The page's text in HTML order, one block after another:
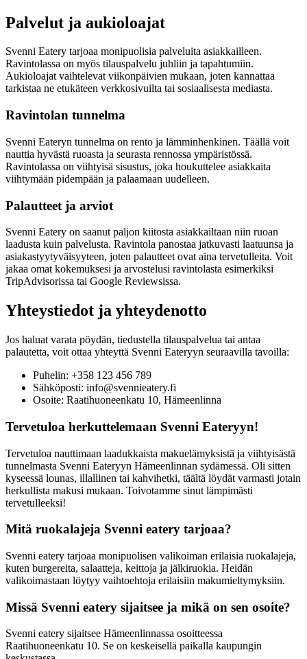
Palvelut ja aukioloajat
Svenni Eatery tarjoaa monipuolisia palveluita asiakkailleen.
Ravintolassa on myös tilauspalvelu juhliin ja tapahtumiin.
Aukioloajat vaihtelevat viikonpäivien mukaan, joten kannattaa
tarkistaa ne etukäteen verkkosivuilta tai sosiaalisesta mediasta.
Ravintolan tunnelma
Svenni Eateryn tunnelma on rento ja lämminhenkinen. Täällä voit
nauttia hyvästä ruoasta ja seurasta rennossa ympäristössä.
Ravintolassa on viihtyisä sisustus, joka houkuttelee asiakkaita
viihtymään pidempään ja palaamaan uudelleen.
Palautteet ja arviot
Svenni Eatery on saanut paljon kiitosta asiakkailtaan niin ruoan
laadusta kuin palvelusta. Ravintola panostaa jatkuvasti laatuunsa ja
asiakastyytyväisyyteen, joten palautteet ovat aina tervetulleita. Voit
jakaa omat kokemuksesi ja arvostelusi ravintolasta esimerkiksi
TripAdvisorissa tai Google Reviewsissa.
Yhteystiedot ja yhteydenotto
Jos haluat varata pöydän, tiedustella tilauspalvelua tai antaa
palautetta, voit ottaa yhteyttä Svenni Eateryyn seuraavilla tavoilla:
Puhelin: +358 123 456 789
Sähköposti: info@svennieatery.fi
Osoite: Raatihuoneenkatu 10, Hämeenlinna
Tervetuloa herkuttelemaan Svenni Eateryyn!
Tervetuloa nauttimaan laadukkaista makuelämyksistä ja viihtyisästä
tunnelmasta Svenni Eateryyn Hämeenlinnan sydämessä. Oli sitten
kyseessä lounas, illallinen tai kahvihetki, täältä löydät varmasti jotain
herkullista makusi mukaan. Toivotamme sinut lämpimästi
tervetulleeksi!
Mitä ruokalajeja Svenni eatery tarjoaa?
Svenni eatery tarjoaa monipuolisen valikoiman erilaisia ruokalajeja,
kuten burgereita, salaatteja, keittoja ja jälkiruokia. Heidän
valikoimastaan löytyy vaihtoehtoja erilaisiin makumieltymyksiin.
Missä Svenni eatery sijaitsee ja mikä on sen osoite?
Svenni eatery sijaitsee Hämeenlinnassa osoitteessa
Raatihuoneenkatu 10. Se on keskeisellä paikalla kaupungin